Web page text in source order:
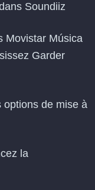
Soundiiz
Movistar Música
Garder
options de mise à
la